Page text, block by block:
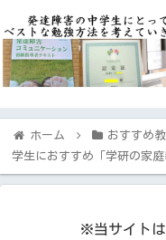
ホーム おすすめ
学生におすすめ「学研の家
※当サイトは